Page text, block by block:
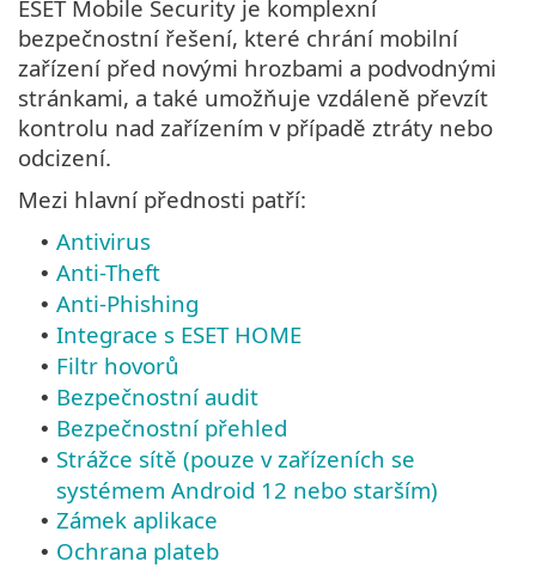
ESET Mobile Security je komplexní
bezpečnostní řešení, které chrání mobilní
zařízení před novými hrozbami a podvodnými
stránkami, a také umožňuje vzdáleně převzít
kontrolu nad zařízením v případě ztráty nebo
odcizení.
Mezi hlavní přednosti patří:
• Antivirus
• Anti-Theft
• Anti-Phishing
• Integrace s ESET HOME
• Filtr hovorů
• Bezpečnostní audit
• Bezpečnostní přehled
• Strážce sítě (pouze v zařízeních se
systémem Android 12 nebo starším)
• Zámek aplikace
• Ochrana plateb